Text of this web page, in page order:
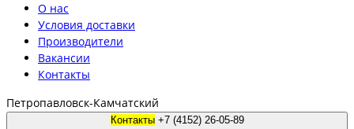
О нас
Условия доставки
Производители
Вакансии
Контакты
Петропавловск-Камчатский
Контакты +7 (4152) 26-05-89